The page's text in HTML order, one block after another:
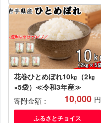
花巻ひとめぼれ10㎏（2㎏
×5袋）≪令和3年産≫
寄附金額：
10,000 円
ふるさとチョイス